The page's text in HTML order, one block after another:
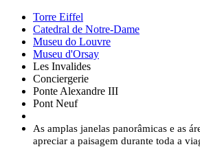
Torre Eiffel
Catedral de Notre-Dame
Museu do Louvre
Museu d'Orsay
Les Invalides
Conciergerie
Ponte Alexandre III
Pont Neuf
As amplas janelas panorâmicas e as
apreciar a paisagem durante toda a